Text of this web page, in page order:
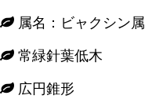
属名：ビャクシン属
常緑針葉低木
広円錐形